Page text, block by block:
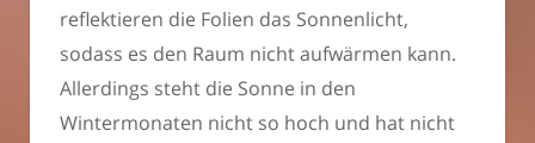
reflektieren die Folien das Sonnenlicht,
sodass es den Raum nicht aufwärmen kann.
Allerdings steht die Sonne in den
Wintermonaten nicht so hoch und hat nicht